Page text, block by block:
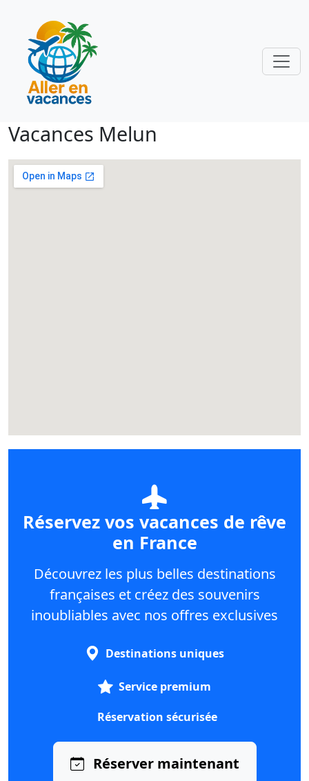
Vacances Melun
Réservez vos vacances de rêve
en France
Découvrez les plus belles destinations
françaises et créez des souvenirs
inoubliables avec nos offres exclusives
Destinations uniques
Service premium
Réservation sécurisée
Réserver maintenant